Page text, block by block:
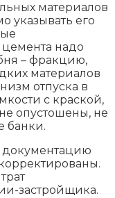
материалов
указывать его
надо
– фракцию,
материалов
отпуска в
с краской,
опустошены, не
банки.
документацию
застройщика.